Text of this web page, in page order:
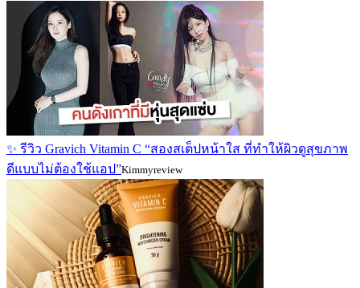
✨ รีวิว Gravich Vitamin C “สองสเต็ปหน้าใส ที่ทำให้ผิวดูสุขภาพ
ดีแบบไม่ต้องใช้แอป”Kimmyreview